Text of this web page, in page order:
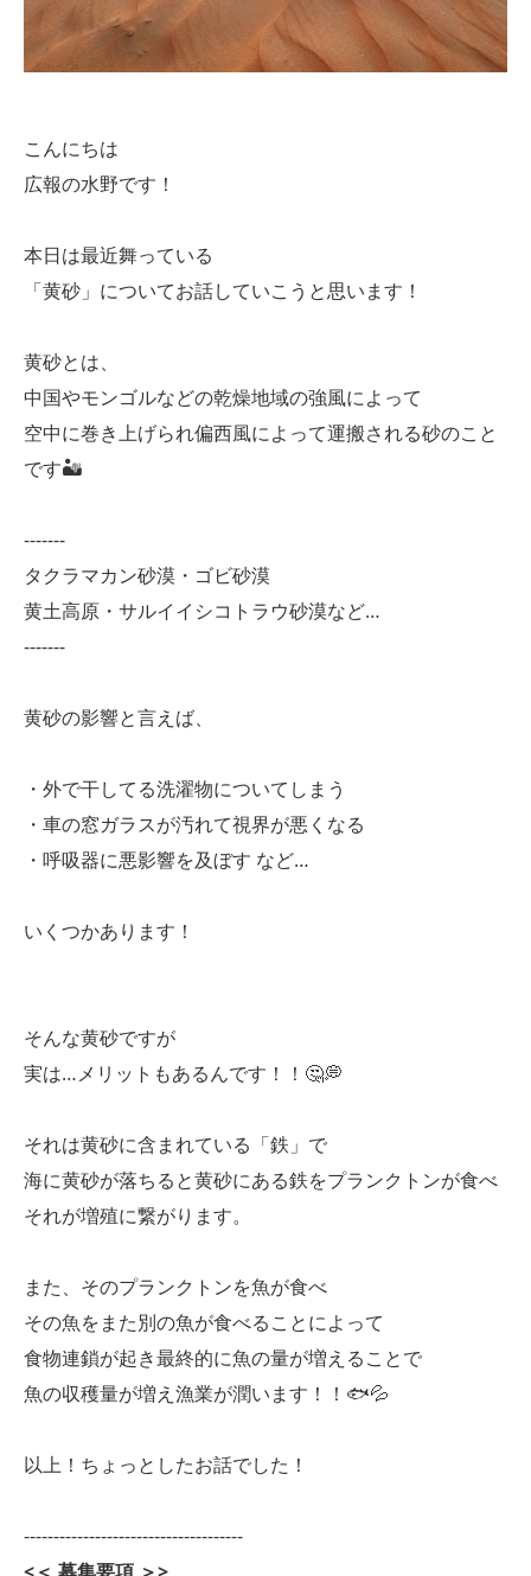
こんにちは
広報の水野です！
本日は最近舞っている
「黄砂」についてお話していこうと思います！
黄砂とは、
中国やモンゴルなどの乾燥地域の強風によって
空中に巻き上げられ偏西風によって運搬される砂のこと
です🏜
-------
タクラマカン砂漠・ゴビ砂漠
黄土高原・サルイイシコトラウ砂漠など…
-------
黄砂の影響と言えば、
・外で干してる洗濯物についてしまう
・車の窓ガラスが汚れて視界が悪くなる
・呼吸器に悪影響を及ぼす など…
いくつかあります！
そんな黄砂ですが
実は…メリットもあるんです！！🤔💭
それは黄砂に含まれている「鉄」で
海に黄砂が落ちると黄砂にある鉄をプランクトンが食べ
それが増殖に繋がります。
また、そのプランクトンを魚が食べ
その魚をまた別の魚が食べることによって
食物連鎖が起き最終的に魚の量が増えることで
魚の収穫量が増え漁業が潤います！！🐟💦
以上！ちょっとしたお話でした！
-------------------------------------